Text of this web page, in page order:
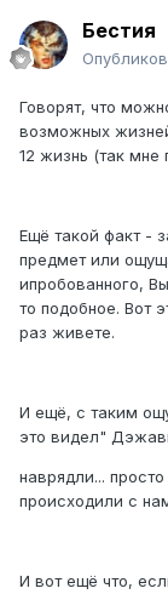
Бестия
Говорят, что
возможных
12 жизнь (так мне
Ещё такой факт -
предмет или
ипробованного,
то подобное. Вот
раз живете.
И ещё, с таким
это видел"
наврядли...
происходили с
И вот ещё что,